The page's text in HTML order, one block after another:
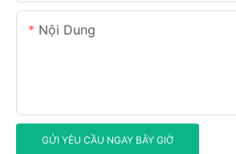
Nội Dung
GỬI YÊU CẦU NGAY BÂY GIỜ